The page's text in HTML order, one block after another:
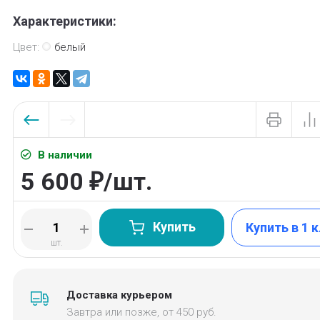
Характеристики:
Цвет: белый
В наличии
5 600 ₽/шт.
шт.
Купить Купить в 1
Доставка курьером
Завтра или позже, от 450 руб.